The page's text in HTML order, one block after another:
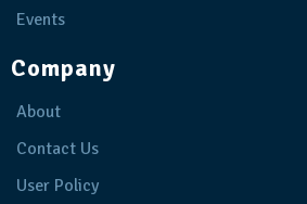
Events
Company
About
Contact Us
User Policy